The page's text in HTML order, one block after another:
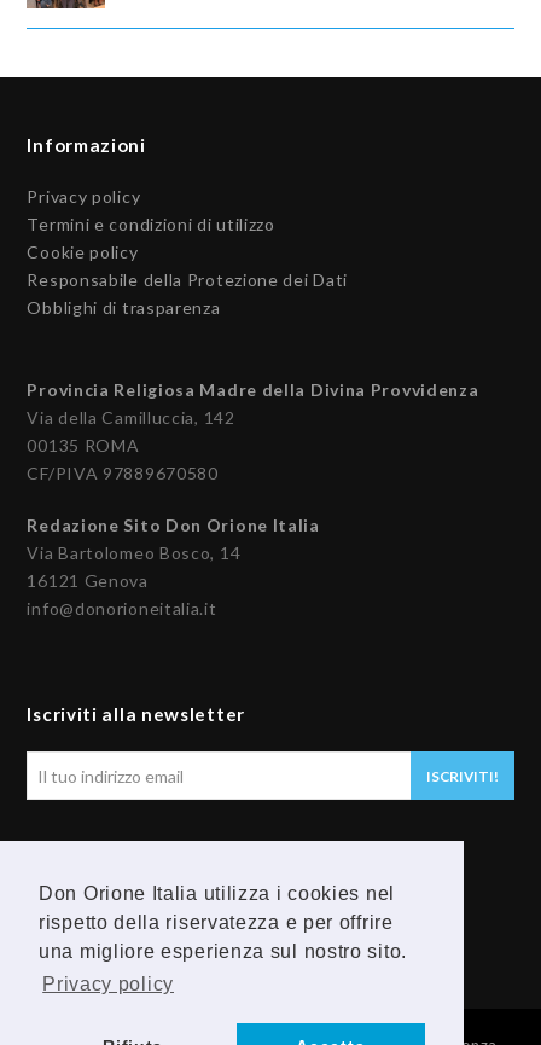
Don Orione Italia utilizza i cookies nel
rispetto della riservatezza e per offrire
una migliore esperienza sul nostro sito.
Privacy policy
Informazioni
Privacy policy
Termini e condizioni di utilizzo
Cookie policy
Responsabile della Protezione dei Dati
Obblighi di trasparenza
Provincia Religiosa Madre della Divina Provvidenza
Via della Camilluccia, 142
00135 ROMA
CF/PIVA 97889670580
Redazione Sito Don Orione Italia
Via Bartolomeo Bosco, 14
16121 Genova
info@donorioneitalia.it
Iscriviti alla newsletter
tuo
ISCRIVITI!
F
Y
o